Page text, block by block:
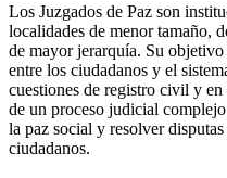
Los Juzgados de Paz son
localidades de menor tamaño,
de mayor jerarquía. Su
entre los ciudadanos y el
cuestiones de registro civil y
de un proceso judicial
la paz social y resolver
ciudadanos.